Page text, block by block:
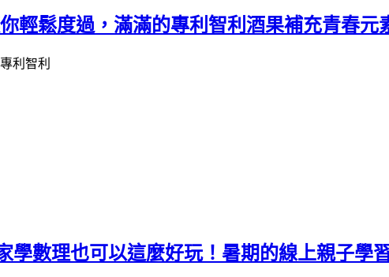
輕鬆度過，滿滿的專利智利酒果補充青春元
學數理也可以這麼好玩！暑期的線上親子學